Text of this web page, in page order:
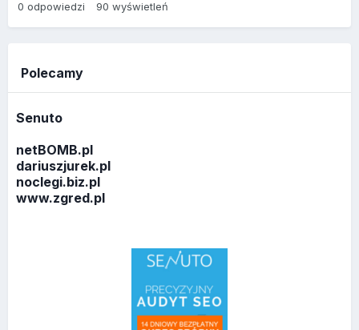
0 odpowiedzi 90 wyświetleń
Polecamy
Senuto
netBOMB.pl
dariuszjurek.pl
noclegi.biz.pl
www.zgred.pl